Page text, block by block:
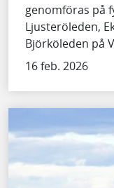
genomföras på
Ljusteröleden,
Björköleden på
16 feb. 2026